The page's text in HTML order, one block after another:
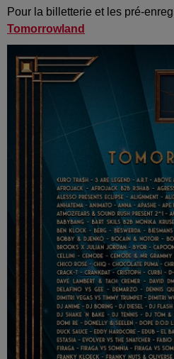
Pour la billetterie et les pré-
Tomorrowland